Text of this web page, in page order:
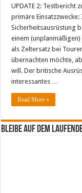
UPDATE 2: Testbericht
primäre
Sicherheitsausrüstung
einem
als Zeltersatz bei
übernachten möchte,
will. Der britische
interessantes …
Read More »
Bleibe auf dem